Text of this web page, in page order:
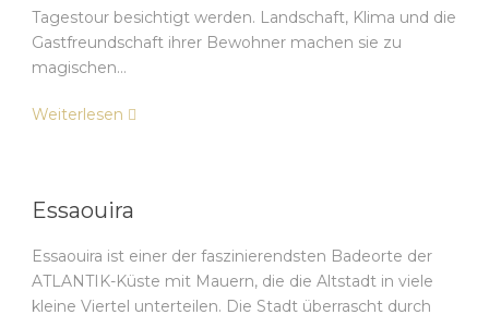
Tagestour besichtigt werden. Landschaft, Klima und die
Gastfreundschaft ihrer Bewohner machen sie zu
magischen…
Weiterlesen
Essaouira
Essaouira ist einer der faszinierendsten Badeorte der
ATLANTIK-Küste mit Mauern, die die Altstadt in viele
kleine Viertel unterteilen. Die Stadt überrascht durch